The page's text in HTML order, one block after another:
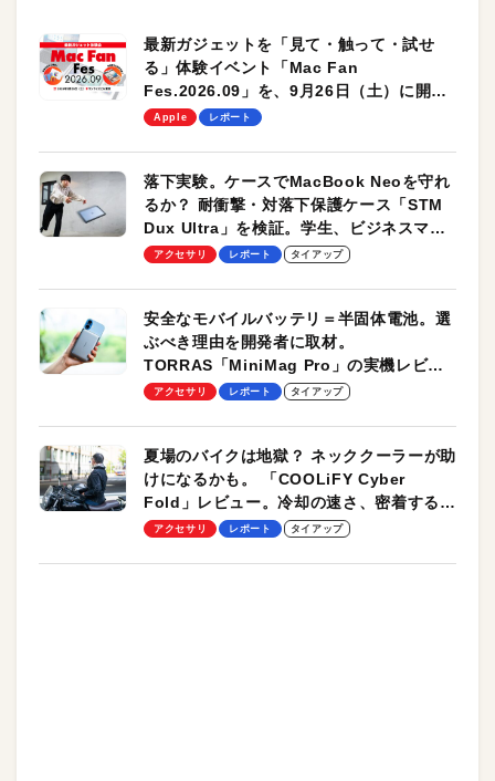
最新ガジェットを「見て・触って・試せ
る」体験イベント「Mac Fan
Fes.2026.09」を、9月26日（土）に開催
します！
Apple レポート
落下実験。ケースでMacBook Neoを守れ
るか？ 耐衝撃・対落下保護ケース「STM
Dux Ultra」を検証。学生、ビジネスマン
のモバイルユースに最適！
アクセサリ レポート タイアップ
安全なモバイルバッテリ＝半固体電池。選
ぶべき理由を開発者に取材。
TORRAS「MiniMag Pro」の実機レビュ
ーも
アクセサリ レポート タイアップ
夏場のバイクは地獄？ ネッククーラーが助
けになるかも。 「COOLiFY Cyber
Fold」レビュー。冷却の速さ、密着する冷
却プレート、シンプルな操作性がグッド！
アクセサリ レポート タイアップ